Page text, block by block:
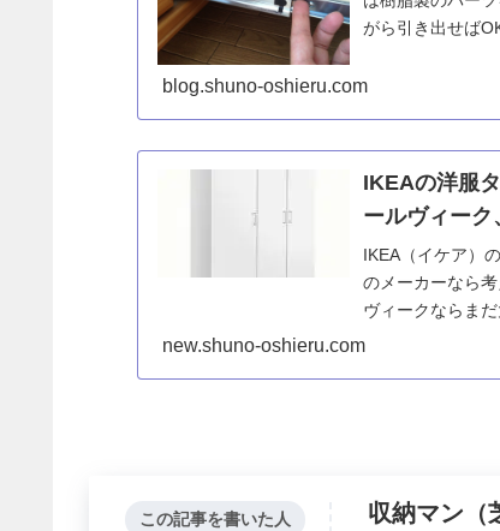
がら引き出せば
blog.shuno-oshieru.com
IKEAの洋服
ールヴィーク
IKEA（イケア）
のメーカーなら
ヴィークならま
足すと10万円を
new.shuno-oshieru.com
この記事を書いた人 収納マン（